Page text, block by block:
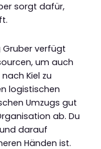
sorgt dafür,
Gruber verfügt
um auch
Kiel zu
logistischen
Umzugs gut
ab. Du
darauf
Händen ist.